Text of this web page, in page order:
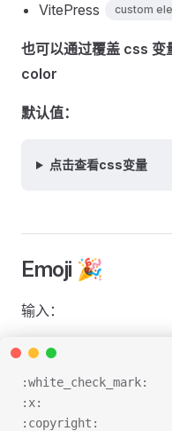
VitePress custom
也可以通过覆盖 css
color
默认值：
点击查看css变量
Emoji 🎉
输入：
:white_check_mark:
:x:
:copyright: